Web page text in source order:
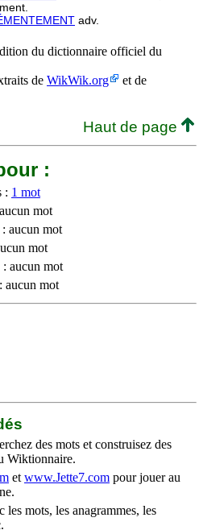
adv.
du dictionnaire officiel du
de WikWik.org
et de
Haut de page
:
: 1 mot
mot
aucun mot
mot
: aucun mot
aucun mot
des mots et construisez des
Wiktionnaire.
et www.Jette7.com pour jouer au
les mots, les anagrammes, les